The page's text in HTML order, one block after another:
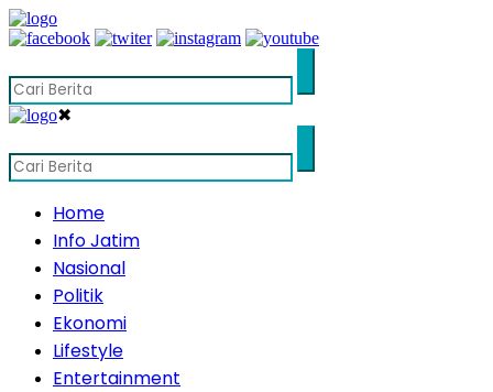
✖
Home
Info Jatim
Nasional
Politik
Ekonomi
Lifestyle
Entertainment